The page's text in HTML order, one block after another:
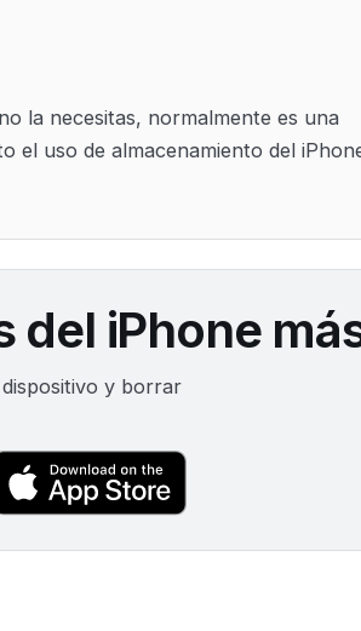
la necesitas, normalmente es una
el uso de almacenamiento del
del iPhone
y borrar